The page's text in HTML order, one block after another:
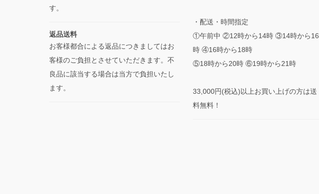
す。
返品送料
お客様都合による返品につきましてはお
客様のご負担とさせていただきます。不
良品に該当する場合は当方で負担いたし
ます。
・配送・時間指定
①午前中 ②12時から14時 ③14時から16
時 ④16時から18時
⑤18時から20時 ⑥19時から21時
33,000円(税込)以上お買い上げの方は送
料無料！